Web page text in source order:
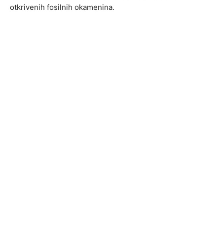
otkrivenih fosilnih okamenina.